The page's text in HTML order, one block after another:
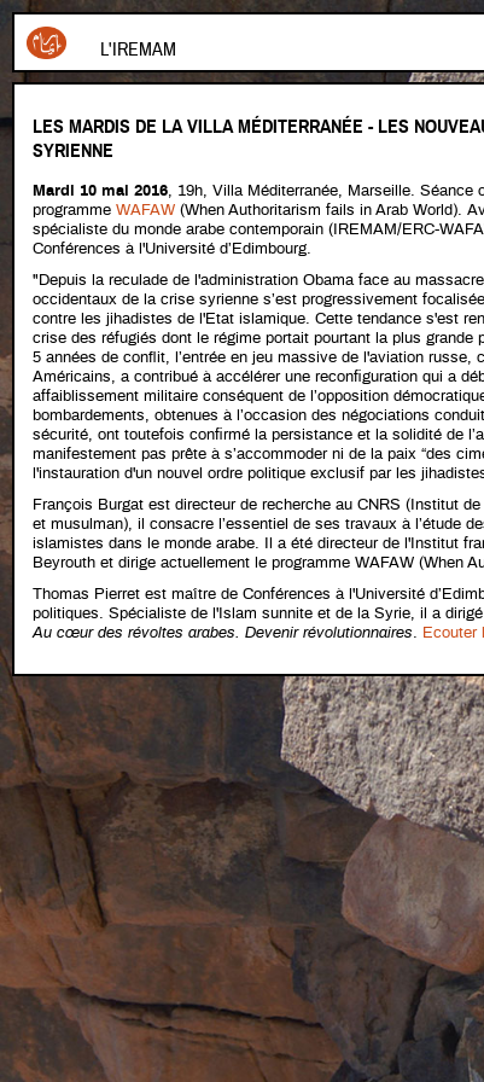
L'IREMAM
LES MARDIS DE LA VILLA MÉDITERRANÉE - LES
SYRIENNE
Mardi 10 mai 2016, 19h, Villa Méditerranée, Marseille. Séance
programme WAFAW (When Authoritarism fails in Arab World).
spécialiste du monde arabe contemporain (IREMAM/ERC-
Conférences à l'Université d’Edimbourg.
"Depuis la reculade de l'administration Obama face au
occidentaux de la crise syrienne s’est progressivement
contre les jihadistes de l'Etat islamique. Cette tendance s'est
crise des réfugiés dont le régime portait pourtant la plus grande
5 années de conflit, l’entrée en jeu massive de l'aviation russe,
Américains, a contribué à accélérer une reconfiguration qui a
affaiblissement militaire conséquent de l’opposition
bombardements, obtenues à l’occasion des négociations
sécurité, ont toutefois confirmé la persistance et la solidité de
manifestement pas prête à s’accommoder ni de la paix “des
l'instauration d'un nouvel ordre politique exclusif par les
François Burgat est directeur de recherche au CNRS (Institut
et musulman), il consacre l’essentiel de ses travaux à l’étude
islamistes dans le monde arabe. Il a été directeur de l'Institut
Beyrouth et dirige actuellement le programme WAFAW (When
Thomas Pierret est maître de Conférences à l'Université
politiques. Spécialiste de l'Islam sunnite et de la Syrie, il a dirigé
Au cœur des révoltes arabes. Devenir révolutionnaires. Ecouter